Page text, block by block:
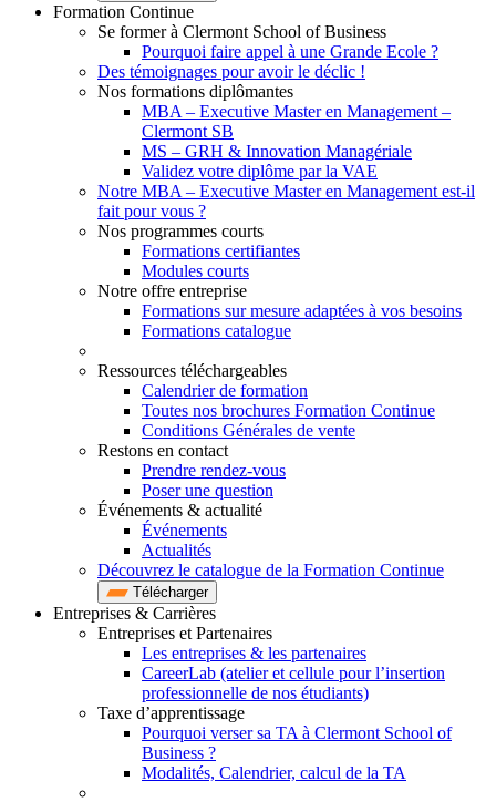
Formation Continue
Se former à Clermont School of Business
Pourquoi faire appel à une Grande Ecole ?
Des témoignages pour avoir le déclic !
Nos formations diplômantes
MBA – Executive Master en Management –
Clermont SB
MS – GRH & Innovation Managériale
Validez votre diplôme par la VAE
Notre MBA – Executive Master en Management est-il
fait pour vous ?
Nos programmes courts
Formations certifiantes
Modules courts
Notre offre entreprise
Formations sur mesure adaptées à vos besoins
Formations catalogue
Ressources téléchargeables
Calendrier de formation
Toutes nos brochures Formation Continue
Conditions Générales de vente
Restons en contact
Prendre rendez-vous
Poser une question
Événements & actualité
Événements
Actualités
Découvrez le catalogue de la Formation Continue
Télécharger
Entreprises & Carrières
Entreprises et Partenaires
Les entreprises & les partenaires
CareerLab (atelier et cellule pour l’insertion
professionnelle de nos étudiants)
Taxe d’apprentissage
Pourquoi verser sa TA à Clermont School of
Business ?
Modalités, Calendrier, calcul de la TA